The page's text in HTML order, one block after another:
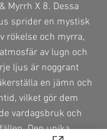
Myrrh X 8. Dessa
sprider en mystisk
rökelse och myrra,
av lugn och
ljus är noggrant
en jämn och
vilket gör dem
vardagsbruk och
Den unika